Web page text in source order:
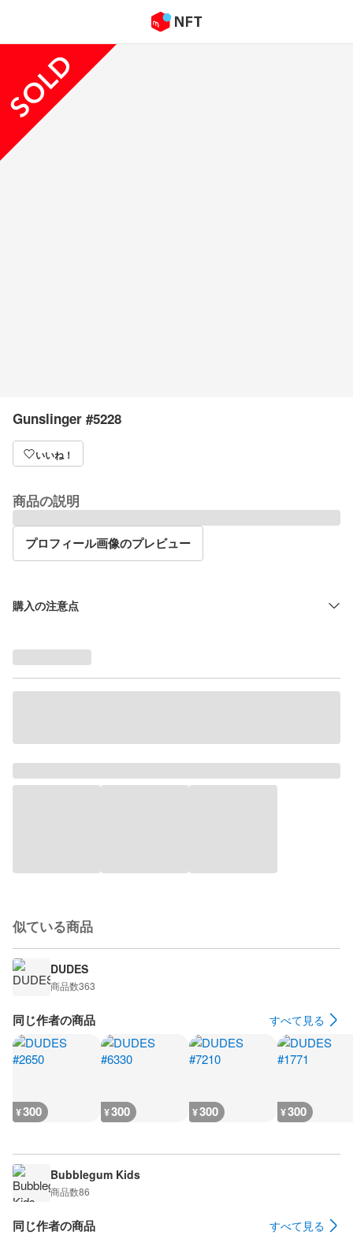
Gunslinger #5228
いいね！
商品の説明
プロフィール画像のプレビュー
購入の注意点
似ている商品
DUDES
商品数363
同じ作者の商品 すべて見る
¥300 ¥300 ¥300 ¥300
Bubblegum Kids
商品数86
同じ作者の商品 すべて見る